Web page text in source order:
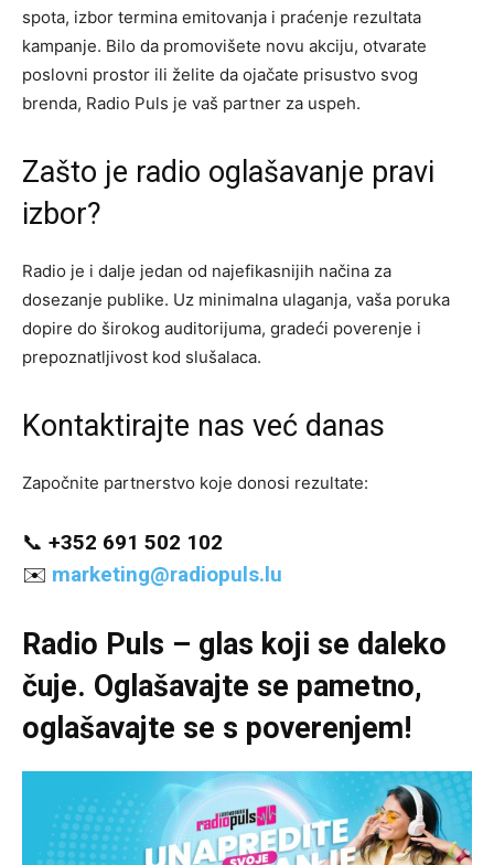
spota, izbor termina emitovanja i praćenje rezultata
kampanje. Bilo da promovišete novu akciju, otvarate
poslovni prostor ili želite da ojačate prisustvo svog
brenda, Radio Puls je vaš partner za uspeh.
Zašto je radio oglašavanje pravi
izbor?
Radio je i dalje jedan od najefikasnijih načina za
dosezanje publike. Uz minimalna ulaganja, vaša poruka
dopire do širokog auditorijuma, gradeći poverenje i
prepoznatljivost kod slušalaca.
Kontaktirajte nas već danas
Započnite partnerstvo koje donosi rezultate:
📞 +352 691 502 102
✉️ marketing@radiopuls.lu
Radio Puls – glas koji se daleko
čuje. Oglašavajte se pametno,
oglašavajte se s poverenjem!